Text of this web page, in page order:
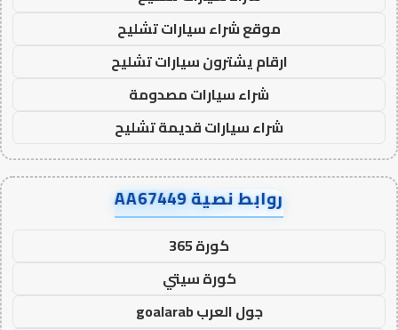
موقع شراء سيارات تشليح
ارقام يشترون سيارات تشليح
شراء سيارات مصدومة
شراء سيارات قديمة تشليح
روابط نصية AA67449
كورة 365
كورة سيتي
جول العرب goalarab